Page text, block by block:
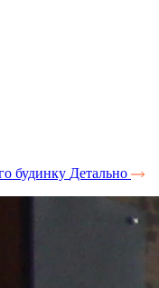
будинку Детально